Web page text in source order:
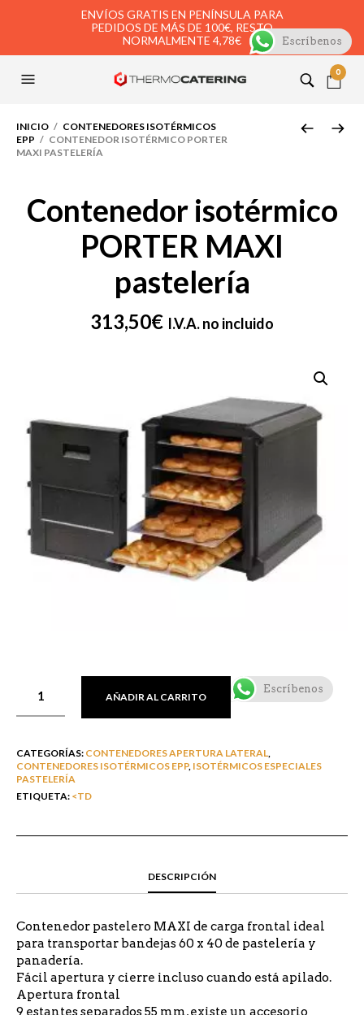
ENVÍOS GRATIS EN PENÍNSULA PARA
PEDIDOS DE MÁS DE 100€, RESTO
NORMALMENTE 4,78€
0
INICIO / CONTENEDORES ISOTÉRMICOS
EPP / CONTENEDOR ISOTÉRMICO PORTER
MAXI PASTELERÍA
Contenedor isotérmico
PORTER MAXI
pastelería
313,50€ I.V.A. no incluido
AÑADIR AL CARRITO
Escríbenos
CATEGORÍAS: CONTENEDORES APERTURA LATERAL,
CONTENEDORES ISOTÉRMICOS EPP, ISOTÉRMICOS ESPECIALES
PASTELERÍA
ETIQUETA: <TD
DESCRIPCIÓN
Contenedor pastelero MAXI de carga frontal ideal
para transportar bandejas 60 x 40 de pastelería y
panadería.
Fácil apertura y cierre incluso cuando está apilado.
Apertura frontal
9 estantes separados 55 mm, existe un accesorio
Escríbenos